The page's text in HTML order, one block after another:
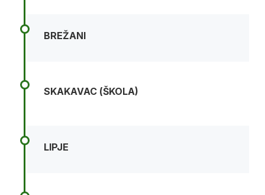
BREŽANI
SKAKAVAC (ŠKOLA)
LIPJE